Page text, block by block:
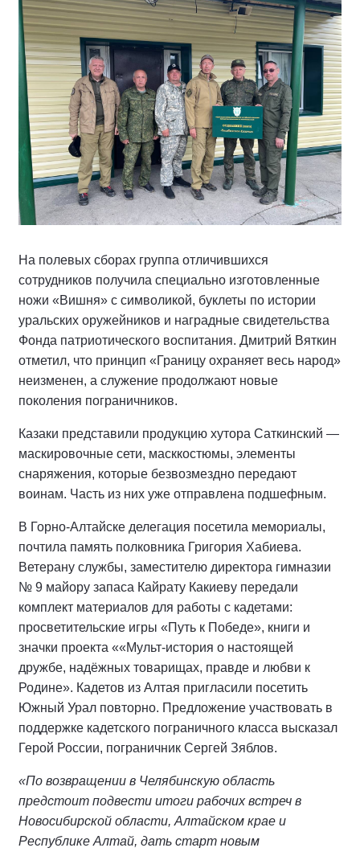
На полевых сборах группа отличившихся
сотрудников получила специально изготовленные
ножи «Вишня» с символикой, буклеты по истории
уральских оружейников и наградные свидетельства
Фонда патриотического воспитания. Дмитрий Вяткин
отметил, что принцип «Границу охраняет весь народ»
неизменен, а служение продолжают новые
поколения пограничников.
Казаки представили продукцию хутора Саткинский —
маскировочные сети, масккостюмы, элементы
снаряжения, которые безвозмездно передают
воинам. Часть из них уже отправлена подшефным.
В Горно-Алтайске делегация посетила мемориалы,
почтила память полковника Григория Хабиева.
Ветерану службы, заместителю директора гимназии
№ 9 майору запаса Кайрату Какиеву передали
комплект материалов для работы с кадетами:
просветительские игры «Путь к Победе», книги и
значки проекта ««Мульт-история о настоящей
дружбе, надёжных товарищах, правде и любви к
Родине». Кадетов из Алтая пригласили посетить
Южный Урал повторно. Предложение участвовать в
поддержке кадетского пограничного класса высказал
Герой России, пограничник Сергей Зяблов.
«По возвращении в Челябинскую область
предстоит подвести итоги рабочих встреч в
Новосибирской области, Алтайском крае и
Республике Алтай, дать старт новым